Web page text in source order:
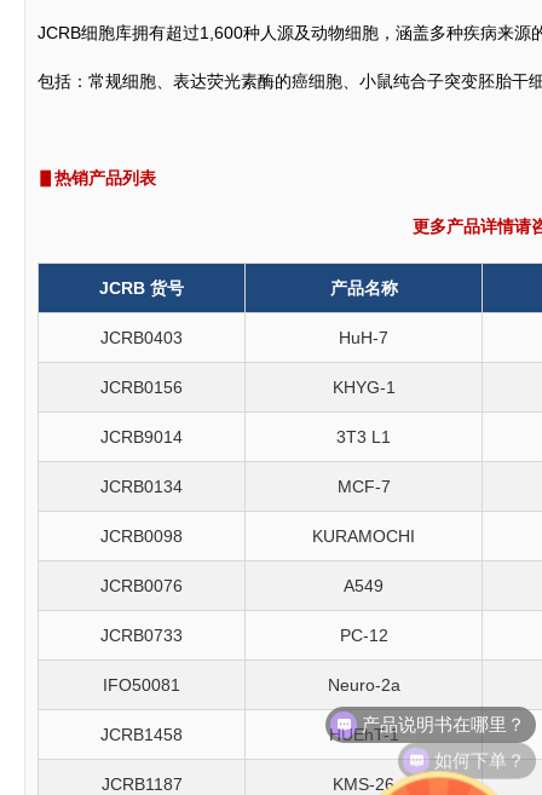
JCRB细胞库拥有超过1,600种人源及动物细胞，涵盖多种疾病来
包括：常规细胞、表达荧光素酶的癌细胞、小鼠纯合子突变胚胎
▋热销产品列表
更多产品详情请
JCRB 货号 产品名称
JCRB0403 HuH-7
JCRB0156 KHYG-1
JCRB9014 3T3 L1
JCRB0134 MCF-7
JCRB0098 KURAMOCHI
JCRB0076 A549
JCRB0733 PC-12
IFO50081 Neuro-2a
JCRB1458 HUEhT-1
JCRB1187 KMS-26
如何下单？